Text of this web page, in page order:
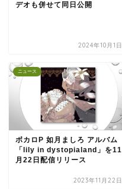
デオも併せて同日公開
2024年10月1日
ニュース
ボカロP 如月ましろ アルバム
「lily in dystopialand」を11
月22日配信リリース
2023年11月22日